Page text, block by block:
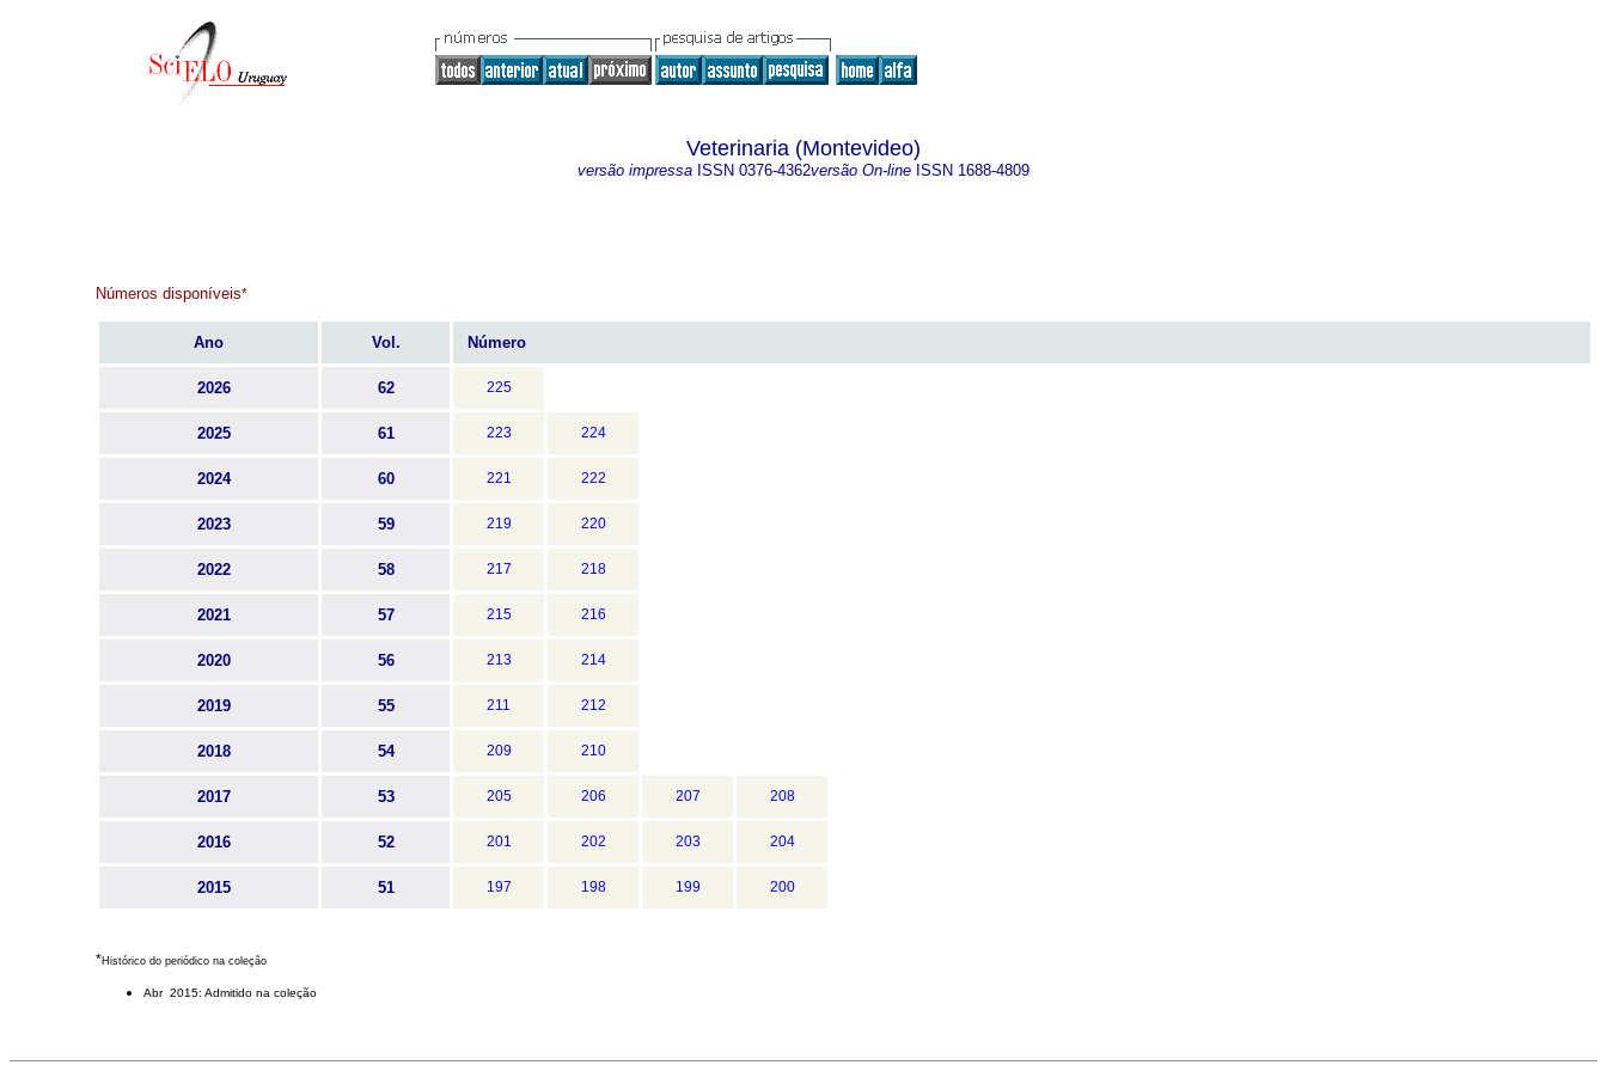
Veterinaria (Montevideo)
versão impressa ISSN 0376-4362versão On-line ISSN 1688-4809
Números disponíveis*
Ano Vol. Número
2026 62 225
2025 61 223 224
2024 60 221 222
2023 59 219 220
2022 58 217 218
2021 57 215 216
2020 56 213 214
2019 55 211 212
2018 54 209 210
2017 53 205 206 207 208
2016 52 201 202 203 204
2015 51 197 198 199 200
*Histórico do periódico na coleção
Abr 2015: Admitido na coleção